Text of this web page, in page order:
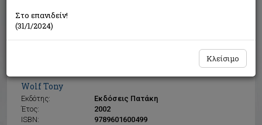
Wolf Tony
Εκδότης:
Εκδόσεις Πατάκη
Έτος:
2002
ISBN:
9789601600499
Στο επανιδείν!
(31/1/2024)
Κλείσιμο